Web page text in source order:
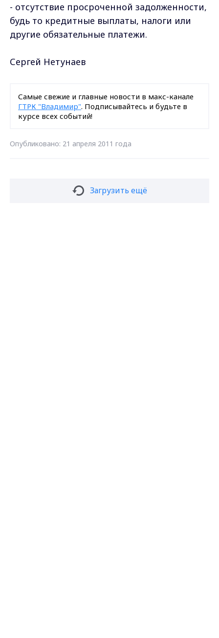
- отсутствие просроченной задолженности,
будь то кредитные выплаты, налоги или
другие обязательные платежи.
Сергей Нетунаев
Самые свежие и главные новости в макс-канале
ГТРК "Владимир". Подписывайтесь и будьте в
курсе всех событий!
Опубликовано: 21 апреля 2011 года
Загрузить ещё